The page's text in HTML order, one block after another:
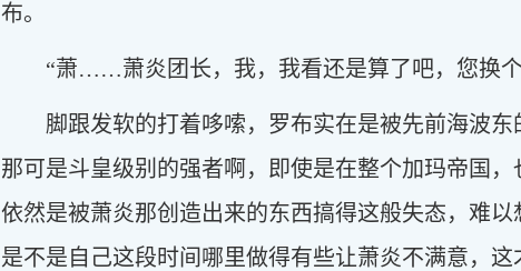
布。
“萧……萧炎团长，我，我看还是算了吧，您换
脚跟发软的打着哆嗦，罗布实在是被先前海波
那可是斗皇级别的强者啊，即使是在整个加玛帝国
依然是被萧炎那创造出来的东西搞得这般失态，难
是不是自己这段时间哪里做得有些让萧炎不满意，